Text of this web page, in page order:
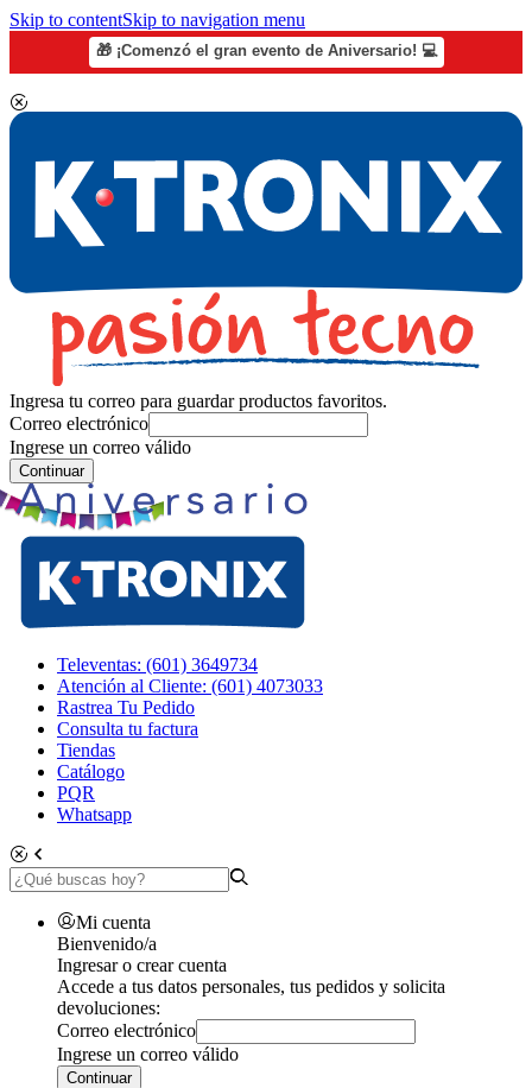
Skip to contentSkip to navigation menu
🎁 ¡Comenzó el gran evento de Aniversario! 💻
Ingresa tu correo para guardar productos favoritos.
Correo electrónico
Ingrese un correo válido
Continuar
Televentas: (601) 3649734
Atención al Cliente: (601) 4073033
Rastrea Tu Pedido
Consulta tu factura
Tiendas
Catálogo
PQR
Whatsapp
Mi cuenta
Bienvenido/a
Ingresar o crear cuenta
Accede a tus datos personales, tus pedidos y solicita
devoluciones:
Correo electrónico
Ingrese un correo válido
Continuar